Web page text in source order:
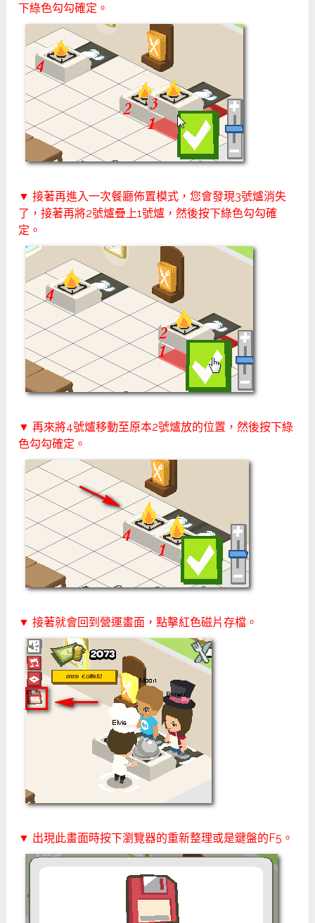
下綠色勾勾確定。
▼ 接著再進入一次餐廳佈置模式，您會發現3號爐消失
了，接著再將2號爐疊上1號爐，然後按下綠色勾勾確
定。
▼ 再來將4號爐移動至原本2號爐放的位置，然後按下綠
色勾勾確定。
▼ 接著就會回到營運畫面，點擊紅色磁片存檔。
▼ 出現此畫面時按下瀏覽器的重新整理或是鍵盤的F5。